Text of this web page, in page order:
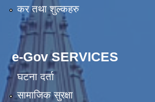
कर तथा शुल्कहरु
e-Gov SERVICES
घटना दर्ता
सामाजिक सुरक्षा